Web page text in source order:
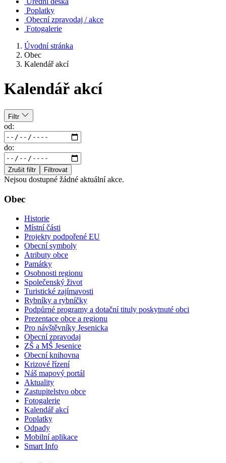
Poplatky
Obecní zpravodaj / akce
Fotogalerie
Úvodní stránka
Obec
Kalendář akcí
Kalendář akcí
Filtr
od:
do:
Zrušit filtr Filtrovat
Nejsou dostupné žádné aktuální akce.
Obec
Historie
Místní části
Projekty podpořené EU
Obecní symboly
Atributy obce
Památky
Osobnosti regionu
Společenský život
Turistické zajímavosti
Rybníky a rybníčky
Podpůrné programy a dotační tituly poskytnuté obci
Prezentace obce a regionu
Pro návštěvníky Jesenicka
Obecní zpravodaj
ZŠ a MŠ Jesenice
Obecní knihovna
Krizové řízení
Náš mapový portál
Aktuality
Zastupitelstvo obce
Fotogalerie
Kalendář akcí
Poplatky
Odpady
Mobilní aplikace
Smart Info